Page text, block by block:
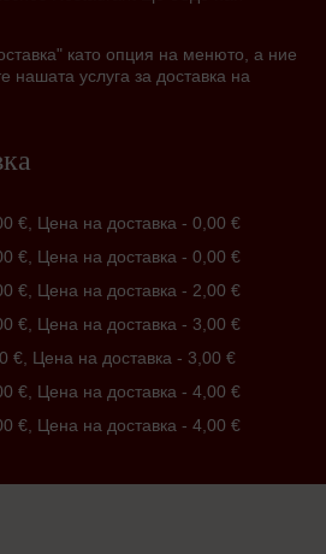
като опция на менюто, а ние
нашата услуга за доставка на
€, Цена на доставка - 0,00 €
€, Цена на доставка - 0,00 €
€, Цена на доставка - 2,00 €
€, Цена на доставка - 3,00 €
€, Цена на доставка - 3,00 €
€, Цена на доставка - 4,00 €
€, Цена на доставка - 4,00 €